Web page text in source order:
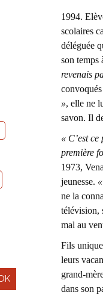
1994.
scolaires
déléguée
son temps
revenais
», elle ne
savon. Il
« C’est
première
1973,
jeunesse.
ne la
télévision,
mal au
Fils
leurs
grand-
dans son